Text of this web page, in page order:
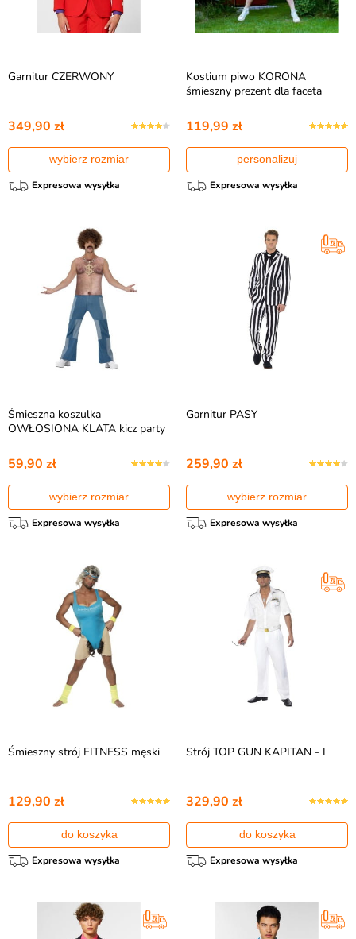
Garnitur CZERWONY
349,90 zł
wybierz rozmiar
Expresowa wysyłka
Kostium piwo KORONA
śmieszny prezent dla faceta
119,99 zł
personalizuj
Expresowa wysyłka
Śmieszna koszulka
OWŁOSIONA KLATA kicz party
59,90 zł
wybierz rozmiar
Expresowa wysyłka
Garnitur PASY
259,90 zł
wybierz rozmiar
Expresowa wysyłka
Śmieszny strój FITNESS męski
129,90 zł
do koszyka
Expresowa wysyłka
Strój TOP GUN KAPITAN - L
329,90 zł
do koszyka
Expresowa wysyłka